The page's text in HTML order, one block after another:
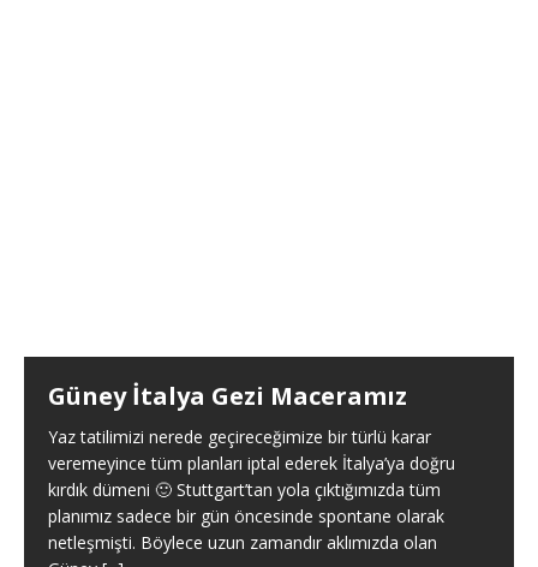
Güney İtalya Gezi Maceramız
Yaz tatilimizi nerede geçireceğimize bir türlü karar
veremeyince tüm planları iptal ederek İtalya’ya doğru
kırdık dümeni 🙂 Stuttgart’tan yola çıktığımızda tüm
planımız sadece bir gün öncesinde spontane olarak
netleşmişti. Böylece uzun zamandır aklımızda olan